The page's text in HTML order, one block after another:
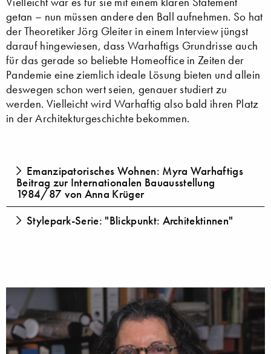
getan – nun müssen andere den Ball aufnehmen. So hat
der Theoretiker Jörg Gleiter in einem Interview jüngst
darauf hingewiesen, dass Warhaftigs Grundrisse auch
für das gerade so beliebte Homeoffice in Zeiten der
Pandemie eine ziemlich ideale Lösung bieten und allein
deswegen schon wert seien, genauer studiert zu
werden. Vielleicht wird Warhaftig also bald ihren Platz
in der Architekturgeschichte bekommen.
Emanzipatorisches Wohnen: Myra Warhaftigs
Beitrag zur Internationalen Bauausstellung
1984/87 von Anna Krüger
Stylepark-Serie: "Blickpunkt: Architektinnen"